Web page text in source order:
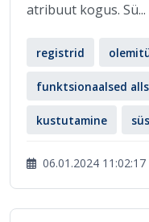
atribuut kogus. Sü...
registrid
funktsionaalsed
kustutamine
06.01.2024 11:02:17